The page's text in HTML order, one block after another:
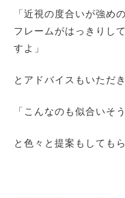
「近視の度合いが強め
フレームがはっきりし
すよ」
とアドバイスもいただき
「こんなのも似合いそ
と色々と提案もしても